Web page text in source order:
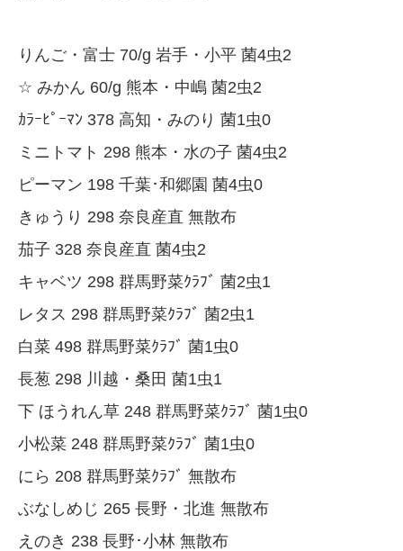
りんご・富士 70/g 岩手・小平 菌4虫2
☆ みかん 60/g 熊本・中嶋 菌2虫2
ｶﾗｰﾋﾟｰﾏﾝ 378 高知・みのり 菌1虫0
ミニトマト 298 熊本・水の子 菌4虫2
ピーマン 198 千葉･和郷園 菌4虫0
きゅうり 298 奈良産直 無散布
茄子 328 奈良産直 菌4虫2
キャベツ 298 群馬野菜ｸﾗﾌﾞ 菌2虫1
レタス 298 群馬野菜ｸﾗﾌﾞ 菌2虫1
白菜 498 群馬野菜ｸﾗﾌﾞ 菌1虫0
長葱 298 川越・桑田 菌1虫1
下 ほうれん草 248 群馬野菜ｸﾗﾌﾞ 菌1虫0
小松菜 248 群馬野菜ｸﾗﾌﾞ 菌1虫0
にら 208 群馬野菜ｸﾗﾌﾞ 無散布
ぶなしめじ 265 長野・北進 無散布
えのき 238 長野･小林 無散布